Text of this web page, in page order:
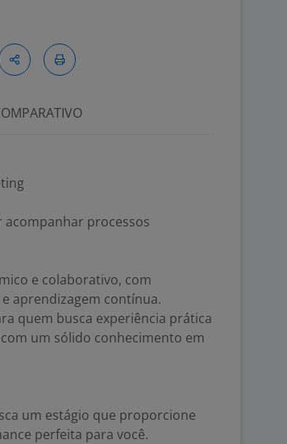
acompanhar processos
e colaborativo, com
aprendizagem contínua.
quem busca experiência prática
um sólido conhecimento em
um estágio que proporcione
perfeita para você.